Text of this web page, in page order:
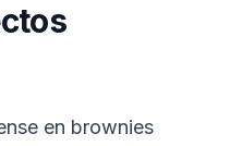
en brownies